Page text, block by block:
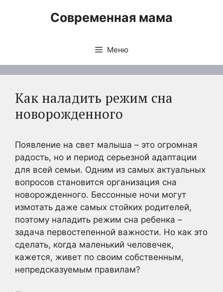
Современная мама
Меню
Как наладить режим сна
новорожденного
Появление на свет малыша – это огромная
радость, но и период серьезной адаптации
для всей семьи. Одним из самых актуальных
вопросов становится организация сна
новорожденного. Бессонные ночи могут
измотать даже самых стойких родителей,
поэтому наладить режим сна ребенка –
задача первостепенной важности. Но как это
сделать, когда маленький человечек,
кажется, живет по своим собственным,
непредсказуемым правилам?